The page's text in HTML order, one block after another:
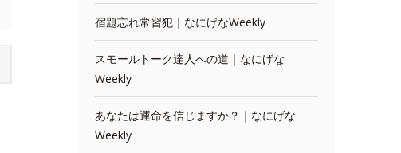
宿題忘れ常習犯｜なにげなWeekly
スモールトーク達人への道｜なにげな
Weekly
あなたは運命を信じますか？｜なにげな
Weekly